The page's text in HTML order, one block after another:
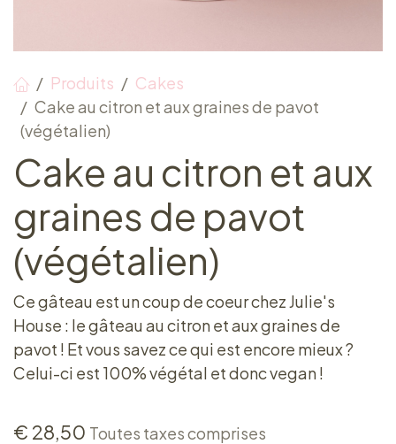
Produits
Cakes
Cake au citron et aux graines de pavot
(végétalien)
Cake au citron et aux
graines de pavot
(végétalien)
Ce gâteau est un coup de coeur chez Julie's
House : le gâteau au citron et aux graines de
pavot ! Et vous savez ce qui est encore mieux ?
Celui-ci est 100% végétal et donc vegan !
€ 28,50 Toutes taxes comprises